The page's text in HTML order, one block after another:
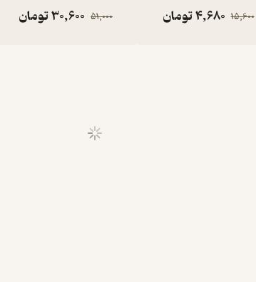
15,600
4,680تومان 51,000
30,600تومان